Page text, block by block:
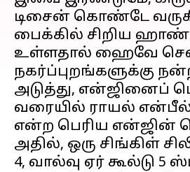
டிசைன் கொண்டே
பைக்கில் சிறிய
உள்ளதால் ஹைவே
நகர்ப்புறங்களுக்கு
அடுத்து, என்ஜினைப்
வரையில் ராயல்
என்ற பெரிய என்ஜின்
அதில், ஒரு சிங்கிள்
4, வால்வு ஏர் கூல்டு 5